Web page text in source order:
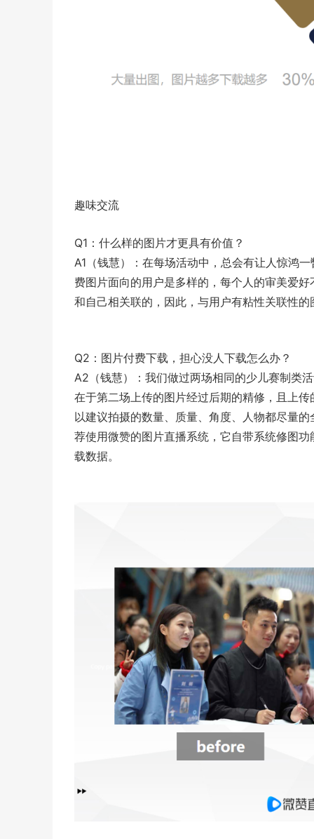
趣味交流
Q1：什么样的图片才更具有价值？
A1（钱慧）：在每场活动中，总会有让人惊鸿
费图片面向的用户是多样的，每个人的审美爱
和自己相关联的，因此，与用户有粘性关联性
Q2：图片付费下载，担心没人下载怎么办？
A2（钱慧）：我们做过两场相同的少儿赛制类
在于第二场上传的图片经过后期的精修，且上
以建议拍摄的数量、质量、角度、人物都尽量
荐使用微赞的图片直播系统，它自带系统修图
载数据。